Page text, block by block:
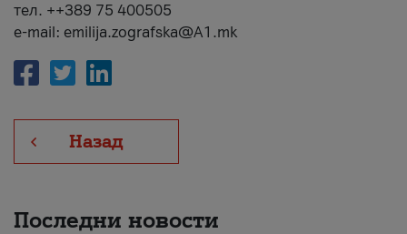
тел. ++389 75 400505
e-mail: emilija.zografska@A1.mk
Назад
Последни новости